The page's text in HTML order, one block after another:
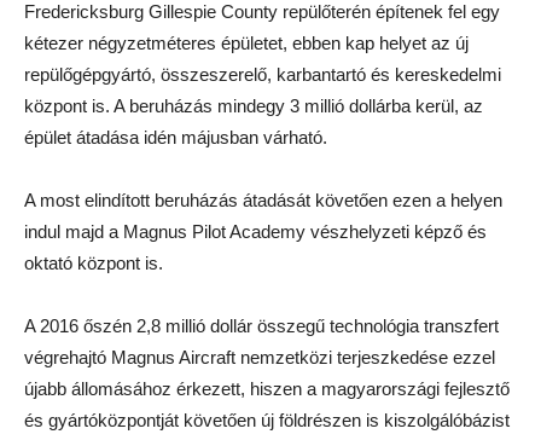
Fredericksburg Gillespie County repülőterén építenek fel egy
kétezer négyzetméteres épületet, ebben kap helyet az új
repülőgépgyártó, összeszerelő, karbantartó és kereskedelmi
központ is. A beruházás mindegy 3 millió dollárba kerül, az
épület átadása idén májusban várható.
A most elindított beruházás átadását követően ezen a helyen
indul majd a Magnus Pilot Academy vészhelyzeti képző és
oktató központ is.
A 2016 őszén 2,8 millió dollár összegű technológia transzfert
végrehajtó Magnus Aircraft nemzetközi terjeszkedése ezzel
újabb állomásához érkezett, hiszen a magyarországi fejlesztő
és gyártóközpontját követően új földrészen is kiszolgálóbázist